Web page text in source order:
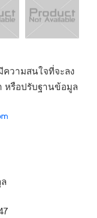
วามสนใจที่จะลง
รือปรับฐานข้อมูล